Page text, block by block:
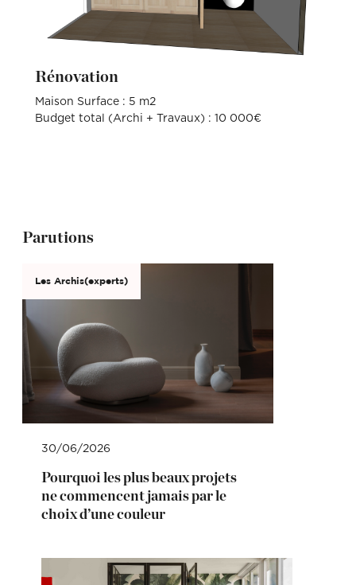
Rénovation
Maison Surface : 5 m2
Budget total (Archi + Travaux) : 10 000€
Parutions
Les Archis(experts)
30/06/2026
Pourquoi les plus beaux projets
ne commencent jamais par le
choix d’une couleur